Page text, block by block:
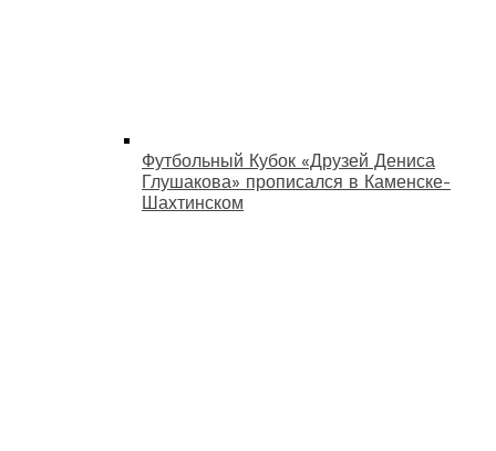
Футбольный Кубок «Друзей Дениса
Глушакова» прописался в Каменске-
Шахтинском